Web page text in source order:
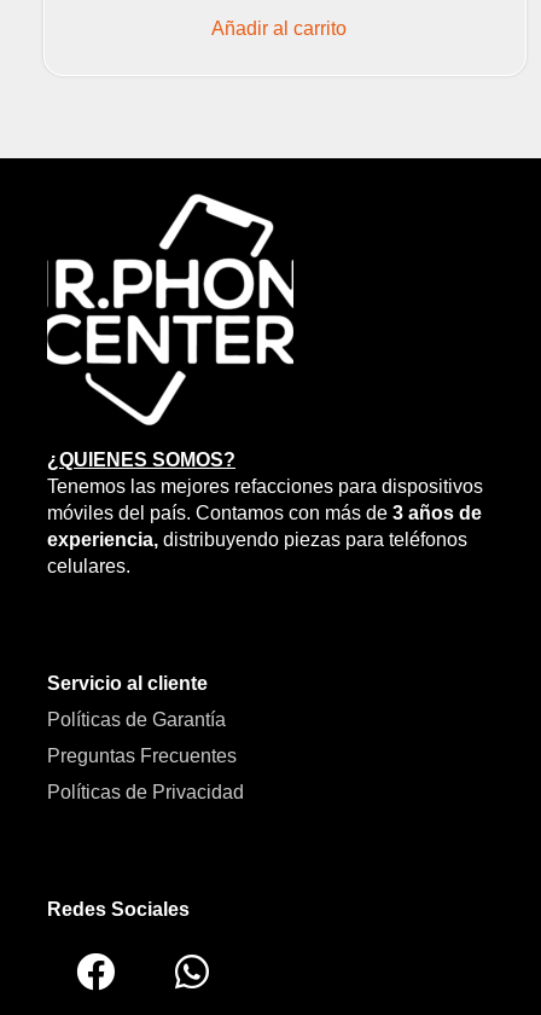
Añadir al carrito
¿QUIENES SOMOS?
Tenemos las mejores refacciones para dispositivos
móviles del país. Contamos con más de 3 años de
experiencia, distribuyendo piezas para teléfonos
celulares.
Servicio al cliente
Políticas de Garantía
Preguntas Frecuentes
Políticas de Privacidad
Redes Sociales